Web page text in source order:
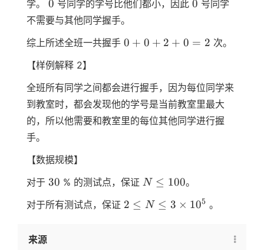
学。 0 号同学的学号比他们都小，因此 0 号同学
不需要与其他同学握手。
综上所述全班一共握手 0
+
2
+
0
0 + 0 + 2 + 0 = 2 次。
【样例解释 2】
全班所有同学之间都会进行握手，因为每位同学来
到教室时，都会发现他的学号是当前教室里最大
的，所以他需要和教室里的每位其他同学进行握
手。
【数据规模】
对于 30
30 % 的测试点，保证 N
100
N ≤ 100。
对于所有测试点，保证 2 \leq
2 ≤ N ≤ 3 × 105 。
来源